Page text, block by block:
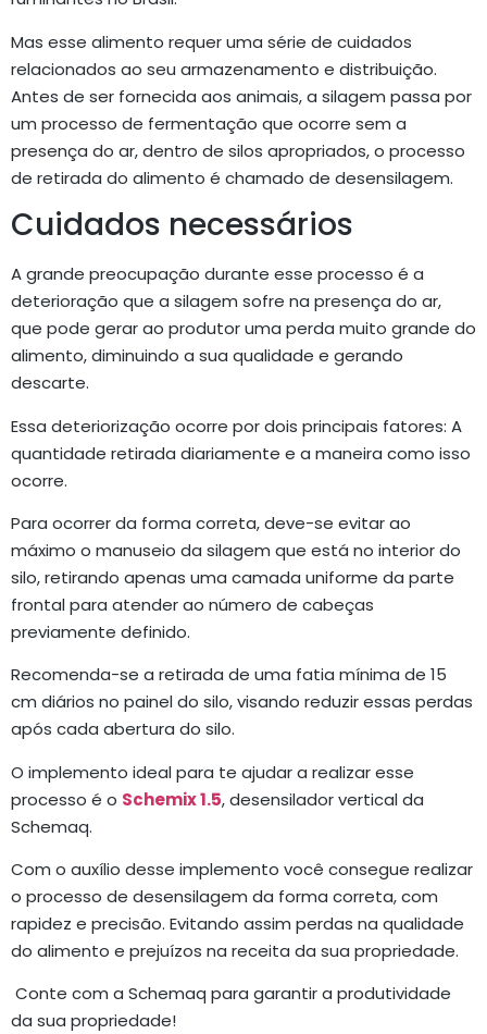
Mas esse alimento requer uma série de cuidados
relacionados ao seu armazenamento e distribuição.
Antes de ser fornecida aos animais, a silagem passa por
um processo de fermentação que ocorre sem a
presença do ar, dentro de silos apropriados, o processo
de retirada do alimento é chamado de desensilagem.
Cuidados necessários
A grande preocupação durante esse processo é a
deterioração que a silagem sofre na presença do ar,
que pode gerar ao produtor uma perda muito grande do
alimento, diminuindo a sua qualidade e gerando
descarte.
Essa deteriorização ocorre por dois principais fatores: A
quantidade retirada diariamente e a maneira como isso
ocorre.
Para ocorrer da forma correta, deve-se evitar ao
máximo o manuseio da silagem que está no interior do
silo, retirando apenas uma camada uniforme da parte
frontal para atender ao número de cabeças
previamente definido.
Recomenda-se a retirada de uma fatia mínima de 15
cm diários no painel do silo, visando reduzir essas perdas
após cada abertura do silo.
O implemento ideal para te ajudar a realizar esse
processo é o Schemix 1.5, desensilador vertical da
Schemaq.
Com o auxílio desse implemento você consegue realizar
o processo de desensilagem da forma correta, com
rapidez e precisão. Evitando assim perdas na qualidade
do alimento e prejuízos na receita da sua propriedade.
Conte com a Schemaq para garantir a produtividade
da sua propriedade!